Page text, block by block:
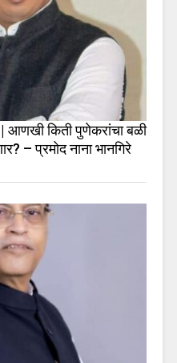
किती पुणेकरांचा बळी
– प्रमोद नाना भानगिरे